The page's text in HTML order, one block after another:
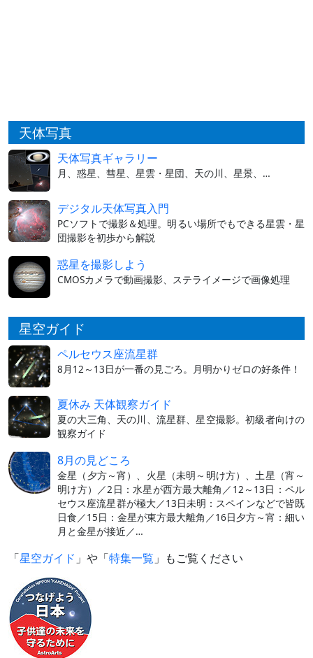
天体写真
天体写真ギャラリー
月、惑星、彗星、星雲・星団、天の川、星景、…
デジタル天体写真入門
PCソフトで撮影＆処理。明るい場所でもできる星雲・星
団撮影を初歩から解説
惑星を撮影しよう
CMOSカメラで動画撮影、ステライメージで画像処理
星空ガイド
ペルセウス座流星群
8月12～13日が一番の見ごろ。月明かりゼロの好条件！
夏休み 天体観察ガイド
夏の大三角、天の川、流星群、星空撮影。初級者向けの
観察ガイド
8月の見どころ
金星（夕方～宵）、火星（未明～明け方）、土星（宵～
明け方）／2日：水星が西方最大離角／12～13日：ペル
セウス座流星群が極大／13日未明：スペインなどで皆既
日食／15日：金星が東方最大離角／16日夕方～宵：細い
月と金星が接近／…
「星空ガイド 」や「特集一覧 」もご覧ください